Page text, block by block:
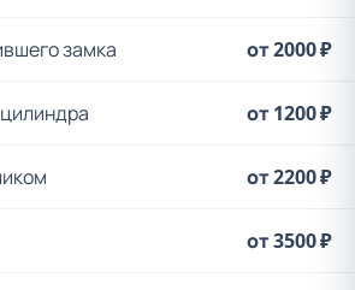
замка от 2000 ₽
от 1200 ₽
от 2200 ₽
от 3500 ₽